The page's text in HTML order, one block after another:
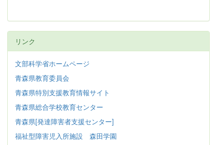
リンク
文部科学省ホームページ
青森県教育委員会
青森県特別支援教育情報サイト
青森県総合学校教育センター
青森県[発達障害者支援センター]
福祉型障害児入所施設 森田学園